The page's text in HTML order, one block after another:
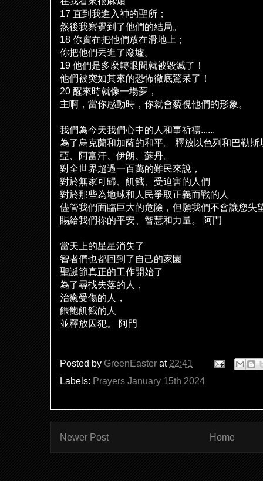
17 直到我進入神的聖所；
然後我察覺到了他們的結局。
18 你實在把他們放在滑地上；
你把他們丟進了廢墟。
19 他們是多麼轉眼間就被毀滅了！
他們被突如其來的恐怖徹底驚呆了！
20 醒來時就像一場夢，
主啊，當你感動時，你就會藐視他們的形象。
我們為今天我們心中的人和事祈禱......
為了烏克蘭和加薩的和平。
釋放以色列和巴勒斯
亞、阿富汗、伊朗、蘇丹。
對全世界超過一百萬的難民來說 ，
對於無家可歸、飢餓、受迫害的人們
對於那些為地球和人民爭取正義而戰的人
儘管我們面臨巨大的危險，但願我們不會讓您失
賜給我們祢的平安、智慧和力量。
阿門
當天上的星星消失了
智者們也都回到了自己的家園
聖誕節真正的工作開始了
為了尋找失落的人，
治癒受傷的人，
餵飽飢餓的人
並釋放囚犯。
阿門
Posted by GreenEaster at 22:41
Labels: Prayers January 15th 2024
Newer Post Home